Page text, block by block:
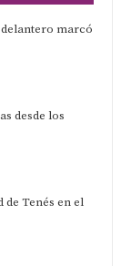
delantero marcó
desde los
de Tenés en el